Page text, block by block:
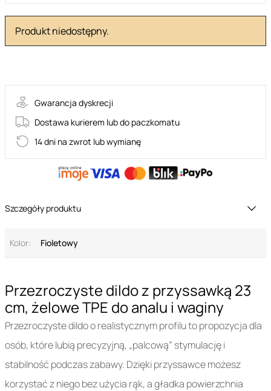
Przezroczyste dildo z przyssawką 23
cm, żelowe TPE do analu i waginy
Przezroczyste dildo o realistycznym profilu to propozycja dla
osób, które lubią precyzyjną, „palcową” stymulację i
stabilność podczas zabawy. Dzięki przyssawce możesz
korzystać z niego bez użycia rąk, a gładka powierzchnia
Produkt niedostępny.
Gwarancja dyskrecji
Dostawa kurierem lub do paczkomatu
14 dni na zwrot lub wymianę
Szczegóły produktu
Kolor: Fioletowy